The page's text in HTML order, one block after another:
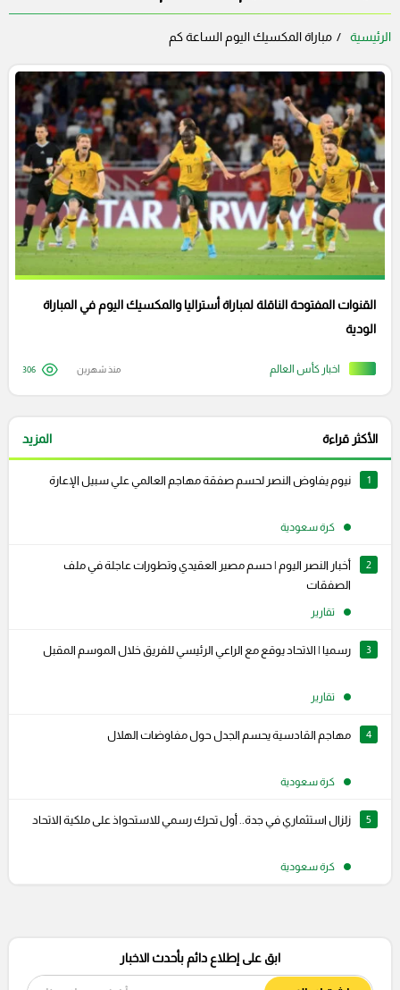
الرئيسية مباراة المكسيك اليوم الساعة كم
اخبار كأس العالم
القنوات المفتوحة الناقلة لمباراة أستراليا والمكسيك اليوم في المباراة
الودية
منذ شهرين 306
الأكثر قراءة المزيد
1 نيوم يفاوض النصر لحسم صفقة مهاجم العالمي علي سبيل الإعارة
كرة سعودية
2
أخبار النصر اليوم | حسم مصير العقيدي وتطورات عاجلة في ملف
الصفقات
تقارير
3 رسميا | الاتحاد يوقع مع الراعي الرئيسي للفريق خلال الموسم المقبل
تقارير
4 مهاجم القادسية يحسم الجدل حول مفاوضات الهلال
كرة سعودية
5 زلزال استثماري في جدة.. أول تحرك رسمي للاستحواذ على ملكية الاتحاد
كرة سعودية
ابق على إطلاع دائم بأحدث الاخبار